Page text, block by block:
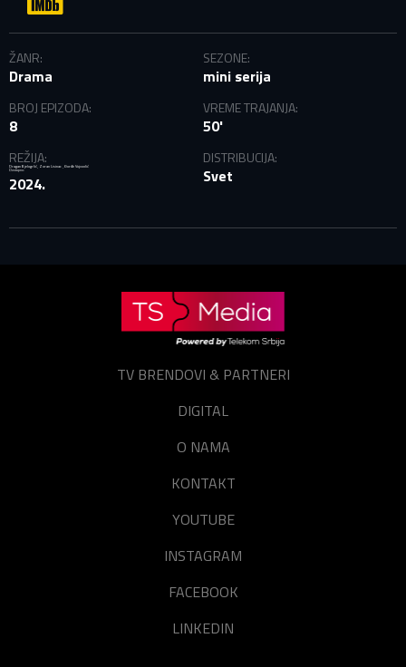
EMAIL ADRESA VEĆ POSTOJI
Vaša adresa e-pošte već postoji u našoj bazi podataka.
Molimo prijavite se na svoj nalog.
E-mail
Zaboravili ste lozinku?
ŽANR:
Drama
SEZONE:
mini serija
BROJ EPIZODA:
8
VREME TRAJANJA:
50'
REŽIJA:
Dragan Bjelogrlić Zoran Lisinac Đorđe Vojvodić
Dostupno:
2024.
DISTRIBUCIJA:
Svet
TV BRENDOVI & PARTNERI
DIGITAL
O NAMA
KONTAKT
YOUTUBE
INSTAGRAM
FACEBOOK
LINKEDIN